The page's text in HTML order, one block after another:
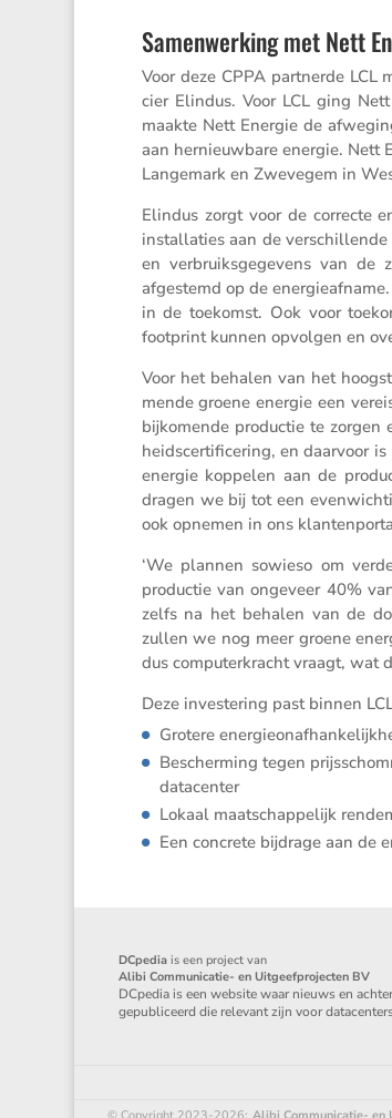
Samenwerking met Nett
Voor deze CPPA partnerde
cier Elindus. Voor LCL ging
maakte Nett Energie de
aan hernieuw­bare energie. Nett
Lange­mark en Zwevegem in
Elindus zorgt voor de correcte
instal­la­ties aan de
en verbruiks­ge­ge­vens van de
afgestemd op de
in de toekomst. Ook voor
footprint kunnen opvolgen en
Voor het behalen van het
mende groene energie een
bijko­mende productie te
heids­cer­ti­fi­ce­ring, en daarvoor
energie koppelen aan de
dragen we bij tot een
ook opnemen in ons
‘We plannen sowieso om
productie van ongeveer 40%
zelfs na het behalen van de
zullen we nog meer groene
dus compu­ter­kracht vraagt, wat
Deze inves­te­ring past binnen
Grotere
Bescher­ming tegen
datacenter
Lokaal maatschap­pe­lijk
Een concrete bijdrage aan de
DCpedia is een project van
Alibi Communicatie- en Uitgeefprojecten BV
DCpedia is een website waar nieuws en
gepubliceerd die relevant zijn voor